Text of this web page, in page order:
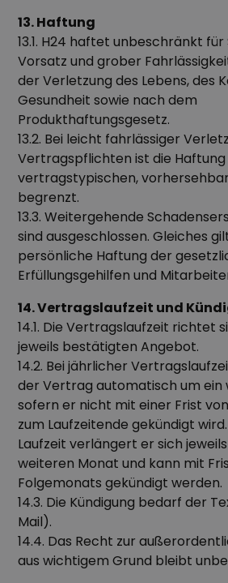
13. Haftung
13.1. H24 haftet unbeschränkt für
Vorsatz und grober
der Verletzung des Lebens, des
Gesundheit sowie nach dem
Produkthaftungsgesetz.
13.2. Bei leicht fahrlässiger
Vertragspflichten ist die Haftung
vertragstypischen,
begrenzt.
13.3. Weitergehende
sind ausgeschlossen. Gleiches
persönliche Haftung der
Erfüllungsgehilfen und
14. Vertragslaufzeit und
14.1. Die Vertragslaufzeit richtet
jeweils bestätigten Angebot.
14.2. Bei jährlicher
der Vertrag automatisch um ein
sofern er nicht mit einer Frist
zum Laufzeitende gekündigt
Laufzeit verlängert er sich
weiteren Monat und kann mit
Folgemonats gekündigt werden.
14.3. Die Kündigung bedarf der
Mail).
14.4. Das Recht zur
aus wichtigem Grund bleibt